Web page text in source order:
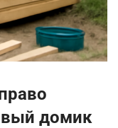
домик